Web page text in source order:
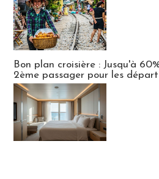
Bon plan croisière : Jusqu'à
2ème passager pour les